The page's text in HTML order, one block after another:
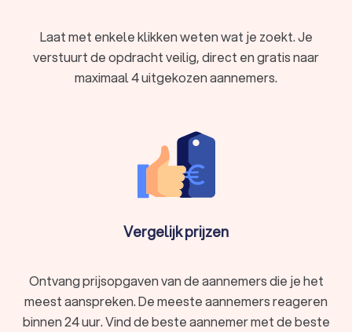
Laat met enkele klikken weten wat je zoekt. Je
verstuurt de opdracht veilig, direct en gratis naar
maximaal 4 uitgekozen aannemers.
Vergelijk prijzen
Ontvang prijsopgaven van de aannemers die je het
meest aanspreken. De meeste aannemers reageren
binnen 24 uur. Vind de beste aannemer met de beste